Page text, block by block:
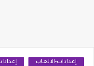
إعدادات-الالعاب